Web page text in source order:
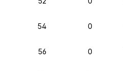
54 0
56 0